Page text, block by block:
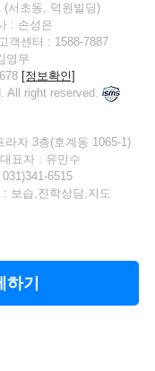
(서초동, 덕원빌딩)
: 손성은
객센터 : 1588-7887
영무
[정보확인]
All right reserved.
자 3층(호계동 1065-1)
표자 : 유민수
6515
보습,진학상담,지도
기